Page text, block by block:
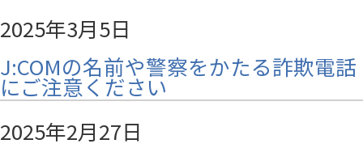
2025年3月5日
J:COMの名前や警察をかたる詐欺電話
にご注意ください
2025年2月27日